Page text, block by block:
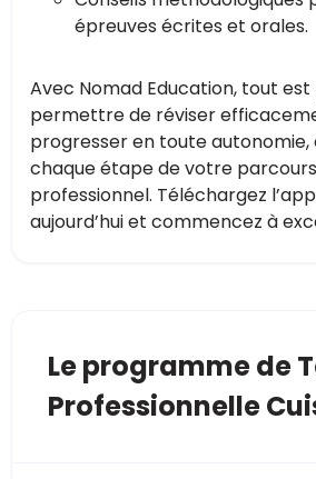
épreuves écrites et orales.
Avec Nomad Education, tout
permettre de réviser
progresser en toute autonomie,
chaque étape de votre
professionnel. Téléchargez
aujourd’hui et commencez à
Le programme de
Professionnelle